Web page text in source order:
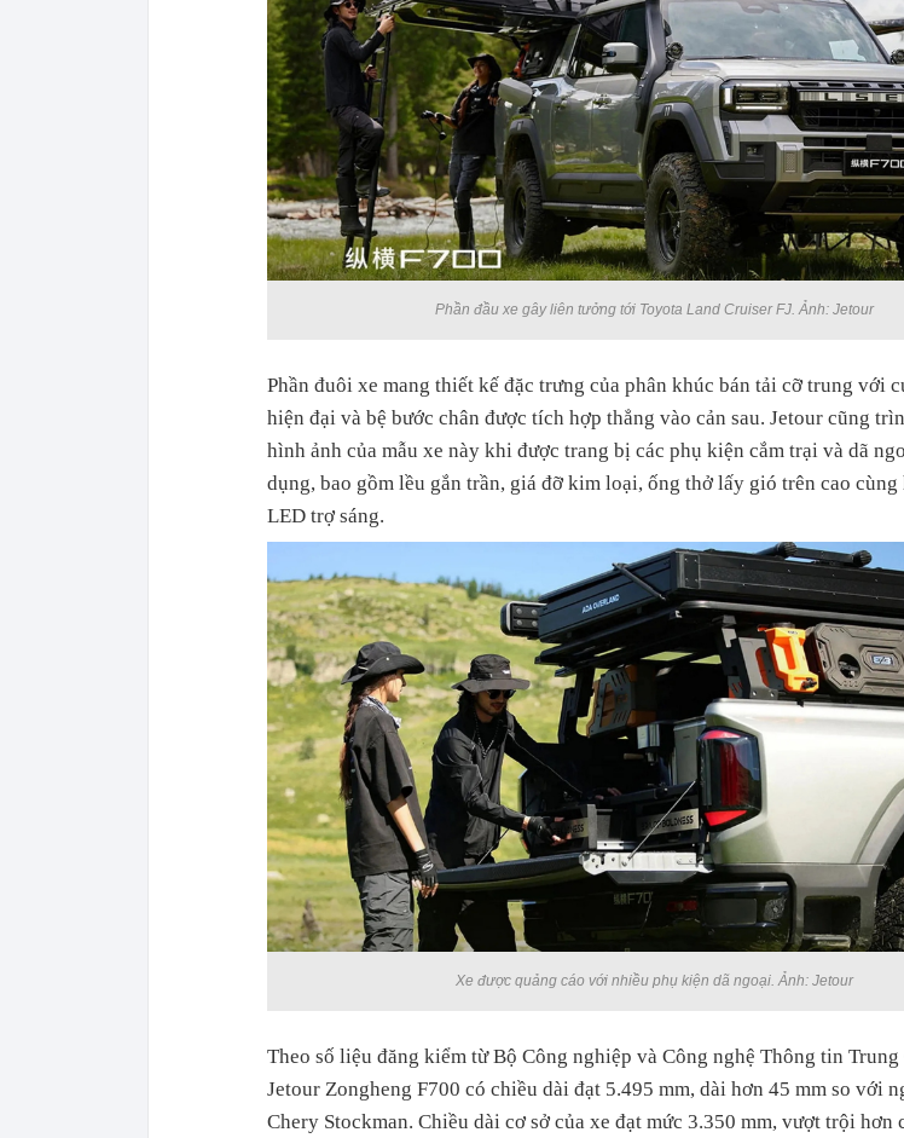
Phần đầu xe gây liên tưởng tới Toyota Land Cruiser FJ. Ảnh: Jetour
Phần đuôi xe mang thiết kế đặc trưng của phân khúc bán tải cỡ trung với
hiện đại và bệ bước chân được tích hợp thẳng vào cản sau. Jetour cũng
hình ảnh của mẫu xe này khi được trang bị các phụ kiện cắm trại và dã
dụng, bao gồm lều gắn trần, giá đỡ kim loại, ống thở lấy gió trên cao cùng
LED trợ sáng.
Xe được quảng cáo với nhiều phụ kiện dã ngoại. Ảnh: Jetour
Theo số liệu đăng kiểm từ Bộ Công nghiệp và Công nghệ Thông tin
Jetour Zongheng F700 có chiều dài đạt 5.495 mm, dài hơn 45 mm so với
Chery Stockman. Chiều dài cơ sở của xe đạt mức 3.350 mm, vượt trội hơn